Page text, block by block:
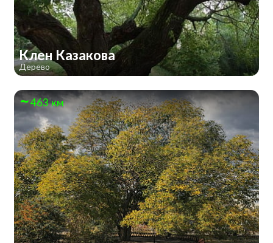
Клен Казакова
Дерево
463 км